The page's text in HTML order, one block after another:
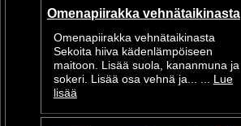
Omenapiirakka vehnätaikinasta
Omenapiirakka vehnätaikinasta
Sekoita hiiva kädenlämpöiseen
maitoon. Lisää suola, kananmuna ja
sokeri. Lisää osa vehnä ja... ...
Lue
lisää